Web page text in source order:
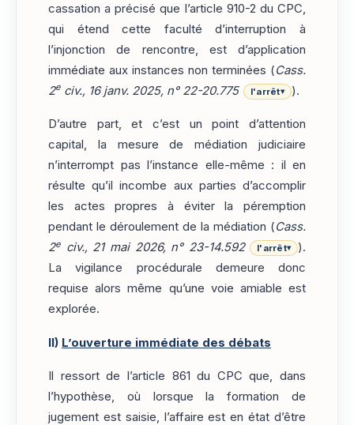
cassation a précisé que l’article 910-2 du CPC,
qui étend cette faculté d’interruption à
l’injonction de rencontre, est d’application
immédiate aux instances non terminées (Cass.
2e civ., 16 janv. 2025, n° 22-20.775 l'arrêt▾ ).
D’autre part, et c’est un point d’attention
capital, la mesure de médiation judiciaire
n’interrompt pas l’instance elle-même : il en
résulte qu’il incombe aux parties d’accomplir
les actes propres à éviter la péremption
pendant le déroulement de la médiation (Cass.
2e civ., 21 mai 2026, n° 23-14.592 l'arrêt▾
).
La vigilance procédurale demeure donc
requise alors même qu’une voie amiable est
explorée.
II) L’ouverture immédiate des débats
Il ressort de l’article 861 du CPC que, dans
l’hypothèse, où lorsque la formation de
jugement est saisie, l’affaire est en état d’être